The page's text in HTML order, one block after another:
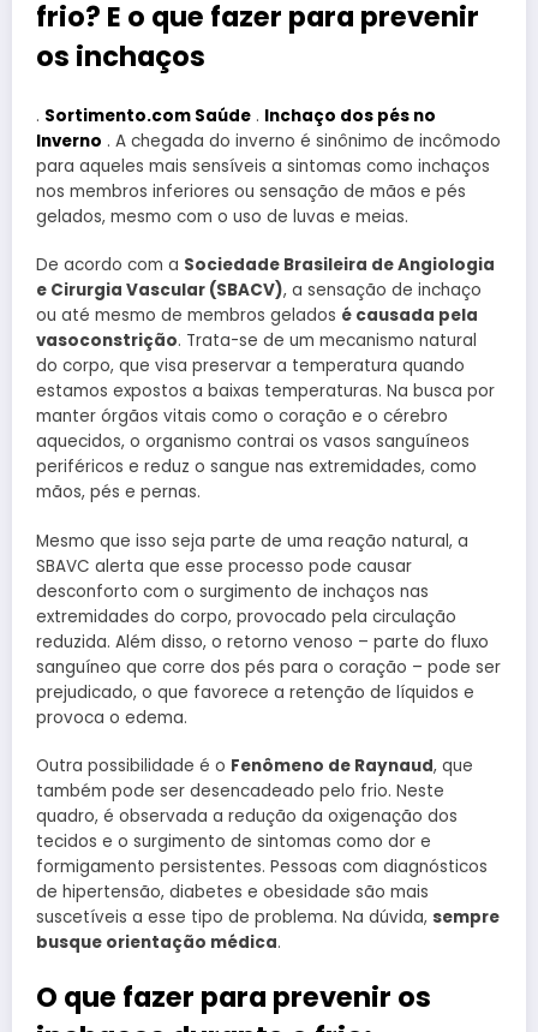
frio? E o que fazer para prevenir
os inchaços
. Sortimento.com Saúde . Inchaço dos pés no
Inverno . A chegada do inverno é sinônimo de incômodo
para aqueles mais sensíveis a sintomas como inchaços
nos membros inferiores ou sensação de mãos e pés
gelados, mesmo com o uso de luvas e meias.
De acordo com a Sociedade Brasileira de Angiologia
e Cirurgia Vascular (SBACV), a sensação de inchaço
ou até mesmo de membros gelados é causada pela
vasoconstrição. Trata-se de um mecanismo natural
do corpo, que visa preservar a temperatura quando
estamos expostos a baixas temperaturas. Na busca por
manter órgãos vitais como o coração e o cérebro
aquecidos, o organismo contrai os vasos sanguíneos
periféricos e reduz o sangue nas extremidades, como
mãos, pés e pernas.
Mesmo que isso seja parte de uma reação natural, a
SBAVC alerta que esse processo pode causar
desconforto com o surgimento de inchaços nas
extremidades do corpo, provocado pela circulação
reduzida. Além disso, o retorno venoso – parte do fluxo
sanguíneo que corre dos pés para o coração – pode ser
prejudicado, o que favorece a retenção de líquidos e
provoca o edema.
Outra possibilidade é o Fenômeno de Raynaud, que
também pode ser desencadeado pelo frio. Neste
quadro, é observada a redução da oxigenação dos
tecidos e o surgimento de sintomas como dor e
formigamento persistentes. Pessoas com diagnósticos
de hipertensão, diabetes e obesidade são mais
suscetíveis a esse tipo de problema. Na dúvida, sempre
busque orientação médica.
O que fazer para prevenir os